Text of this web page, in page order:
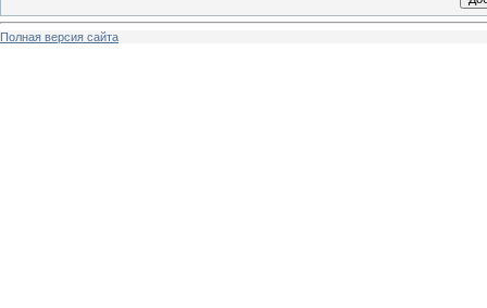
Полная версия сайта